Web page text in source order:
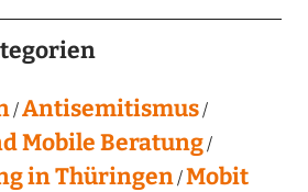
Antisemitismus
Mobile Beratung
in Thüringen Mobit